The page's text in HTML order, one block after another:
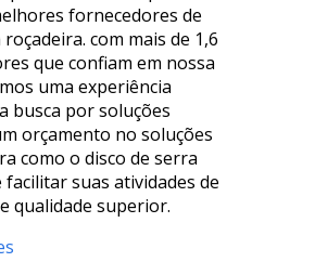
fornecedores de
com mais de 1,6
que confiam em nossa
uma experiência
busca por soluções
orçamento no soluções
como o disco de serra
suas atividades de
qualidade superior.